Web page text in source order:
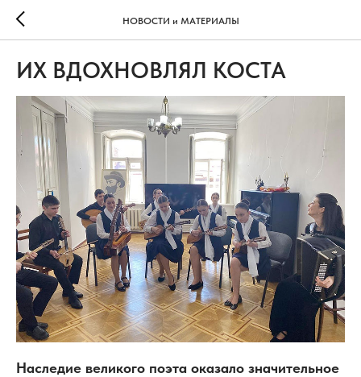
НОВОСТИ и МАТЕРИАЛЫ
ИХ ВДОХНОВЛЯЛ КОСТА
Наследие великого поэта оказало значительное